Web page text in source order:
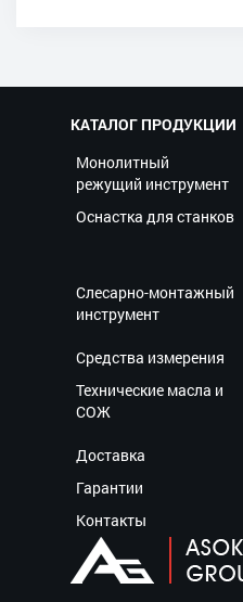
КАТАЛОГ ПРОДУКЦИИ
Монолитный
режущий инструмент
Оснастка для станков
Слесарно-монтажный
инструмент
Средства измерения
Технические масла и
СОЖ
Доставка
Гарантии
Контакты